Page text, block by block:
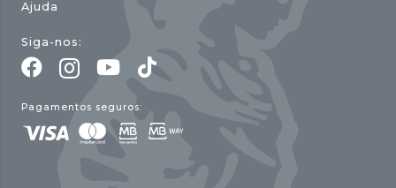
Ajuda
Siga-nos:
Pagamentos seguros: